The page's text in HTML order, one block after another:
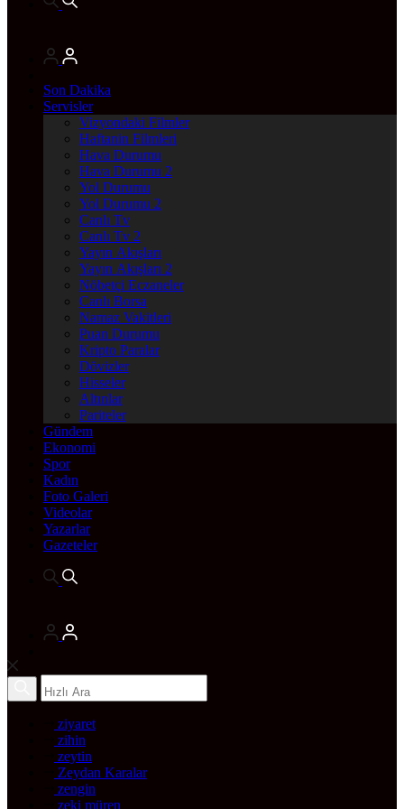
Son Dakika
Servisler
Vizyondaki Filmler
Haftanin Filmleri
Hava Durumu
Hava Durumu 2
Yol Durumu
Yol Durumu 2
Canlı Tv
Canlı Tv 2
Yayın Akışları
Yayın Akışları 2
Nöbetçi Eczaneler
Canlı Borsa
Namaz Vakitleri
Puan Durumu
Kripto Paralar
Dövizler
Hisseler
Altınlar
Pariteler
Gündem
Ekonomi
Spor
Kadın
Foto Galeri
Videolar
Yazarlar
Gazeteler
ziyaret
zihin
zeytin
Zeydan Karalar
zengin
zeki müren